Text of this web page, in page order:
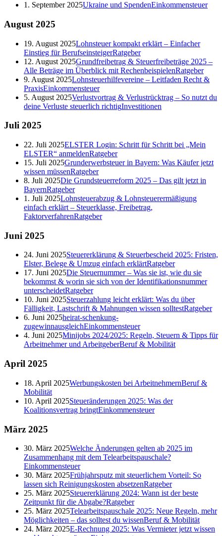
1. September 2025Ukraine und SpendenEinkommensteuer
August 2025
19. August 2025Lohnsteuer kompakt erklärt – Einfacher
Einstieg für BerufseinsteigerRatgeber
12. August 2025Grundfreibetrag & Steuerfreibeträge 2025 –
Alle Beträge im Überblick mit RechenbeispielenRatgeber
9. August 2025Lohnsteuerhilfevereine – Leitfaden Recht &
PraxisEinkommensteuer
5. August 2025Verlustvortrag & Verlustrücktrag – So nutzt du
deine Verluste steuerlich richtigInvestitionen
Juli 2025
22. Juli 2025ELSTER Login: Schritt für Schritt bei „Mein
ELSTER“ anmeldenRatgeber
15. Juli 2025Grunderwerbsteuer in Bayern: Was Käufer jetzt
wissen müssenRatgeber
8. Juli 2025Die Grundsteuerreform 2025 – Das gilt jetzt in
BayernRatgeber
1. Juli 2025Lohnsteuerabzug & Lohnsteuerermäßigung
einfach erklärt – Steuerklasse, Freibetrag,
FaktorverfahrenRatgeber
Juni 2025
24. Juni 2025Steuererklärung & Steuerbescheid 2025: Fristen,
Elster, Belege & Umzug einfach erklärtRatgeber
17. Juni 2025Die Steuernummer – Was sie ist, wie du sie
bekommst & worin sie sich von der Identifikationsnummer
unterscheidetRatgeber
10. Juni 2025Steuerzahlung leicht erklärt: Was du über
Fälligkeit, Lastschrift & Mahnungen wissen solltestRatgeber
6. Juni 2025heirat-schenkung-
zugewinnausgleichEinkommensteuer
4. Juni 2025Minijobs 2024/2025: Regeln, Steuern & Tipps für
Arbeitnehmer und ArbeitgeberBeruf & Mobilität
April 2025
18. April 2025Werbungskosten bei ArbeitnehmernBeruf &
Mobilität
10. April 2025Steueränderungen 2025: Was der
Koalitionsvertrag bringtEinkommensteuer
März 2025
30. März 2025Welche Änderungen gelten ab 2025 im
Zusammenhang mit dem Telearbeitspauschale?
Einkommensteuer
30. März 2025Frühjahrsputz mit steuerlichem Vorteil: So
lassen sich Reinigungskosten absetzenRatgeber
25. März 2025Steuererklärung 2024: Wann ist der beste
Zeitpunkt für die Abgabe?Ratgeber
25. März 2025Telearbeitspauschale 2025: Neue Regeln, mehr
Möglichkeiten – das solltest du wissenBeruf & Mobilität
24. März 2025E-Rechnung 2025: Was Vermieter jetzt wissen